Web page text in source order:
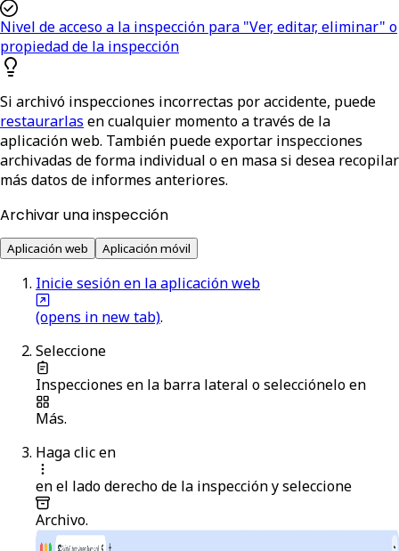
Nivel de acceso a la inspección para "Ver, editar, eliminar" o
propiedad de la inspección
Si archivó inspecciones incorrectas por accidente, puede
restaurarlas en cualquier momento a través de la
aplicación web. También puede exportar inspecciones
archivadas de forma individual o en masa si desea recopilar
más datos de informes anteriores.
Archivar una inspección
Aplicación web Aplicación móvil
Inicie sesión en la aplicación web
(opens in new tab).
Seleccione
Inspecciones en la barra lateral o selecciónelo en
Más.
Haga clic en
en el lado derecho de la inspección y seleccione
Archivo.